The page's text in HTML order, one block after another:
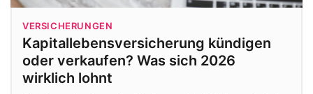
VERSICHERUNGEN
Kapitallebensversicherung kündigen
oder verkaufen? Was sich 2026
wirklich lohnt